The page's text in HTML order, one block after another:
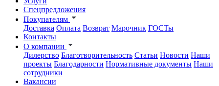
Спецпредложения
Покупателям
Доставка Оплата Возврат Марочник ГОСТы
Контакты
О компании
Дилерство Благотворительность Статьи Новости Наши
проекты Благодарности Нормативные документы Наши
сотрудники
Вакансии